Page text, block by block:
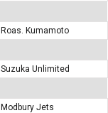
Roas. Kumamoto
Suzuka Unlimited
Modbury Jets